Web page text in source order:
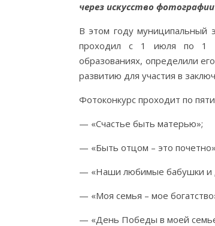
через искусство
В этом году муниципальный
проходил с 1 июля по 1
образованиях, определили
развитию для участия в
Фотоконкурс проходит по
— «Счастье быть матерью»;
— «Быть отцом – это
— «Наши любимые бабушки и
— «Моя семья – мое
— «День Победы в моей